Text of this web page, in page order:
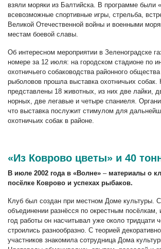
взяли моряки из Балтийска. В программе были
всевозможные спортивные игры, стрельба,
Великой Отечественной войны и военными
местам боевой славы.
Об интересном мероприятии в Зеленоградске
номере за 12 июля: на городском стадионе по
охотничьего собаководства районного
рыболовов прошла выставка охотничьих
представлены 18 животных, из них две лайки,
норных, две легавые и четыре спаниеля.
что выставка послужит стимулом для
охотничьих собак в районе.
«Из Коврово цветы» и 40
В июле 2002 года в «Волне» –материалы о
посёлке Коврово и успехах рыбаков.
Клуб был создан при местном Доме культуры.
объединении разнёсся по окрестным посёлкам,
год работы он насчитывал уже около тридцати
строились разнообразно. С теорией
участников знакомила сотрудница Дома